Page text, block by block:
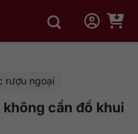
rượu ngoại
cần đồ khui